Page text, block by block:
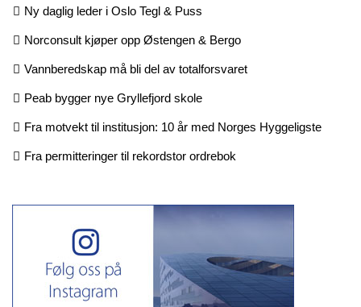
Ny daglig leder i Oslo Tegl & Puss
Norconsult kjøper opp Østengen & Bergo
Vannberedskap må bli del av totalforsvaret
Peab bygger nye Gryllefjord skole
Fra motvekt til institusjon: 10 år med Norges Hyggeligste
Fra permitteringer til rekordstor ordrebok